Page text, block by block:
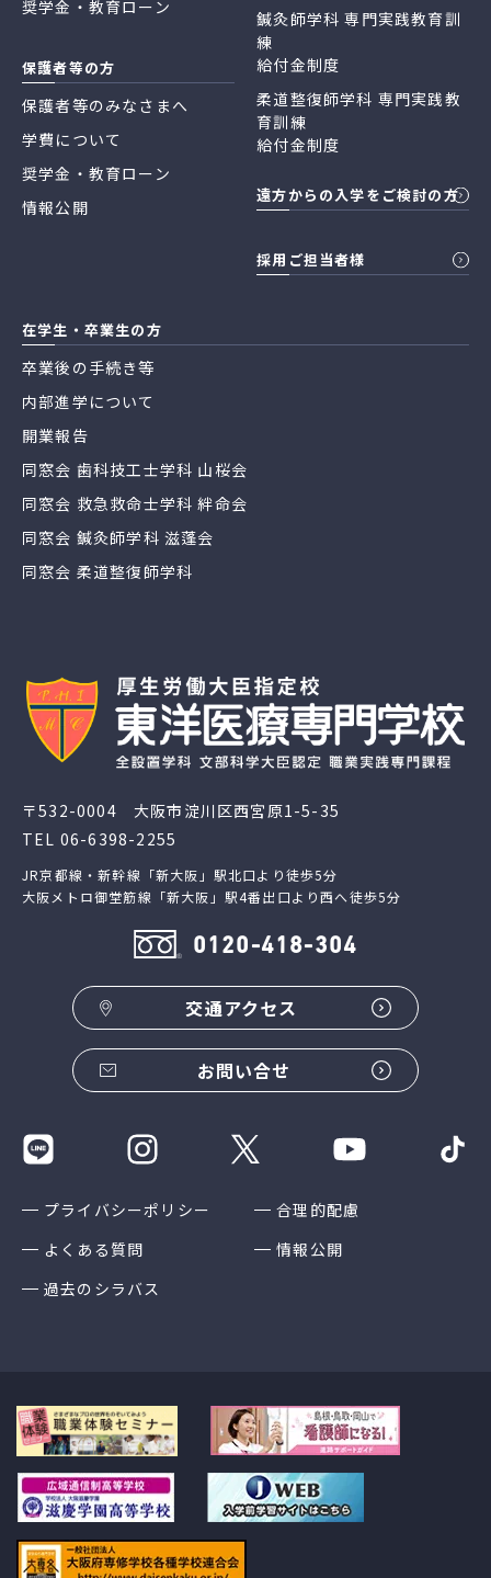
〒532-0004 大阪市淀川区西宮原1-5-35
TEL 06-6398-2255
JR京都線・新幹線「新大阪」駅北口より徒歩5分
大阪メトロ御堂筋線「新大阪」駅4番出口より西へ徒歩5分
0120-418-304
交通アクセス
お問い合せ
プライバシーポリシー
合理的配慮
よくある質問
情報公開
過去のシラバス
奨学金・教育ローン
保護者等の方
保護者等のみなさまへ
学費について
奨学金・教育ローン
情報公開
鍼灸師学科 専門実践教育訓
練
給付金制度
柔道整復師学科 専門実践教
育訓練
給付金制度
遠方からの入学をご検討の方
採用ご担当者様
在学生・卒業生の方
卒業後の手続き等
内部進学について
開業報告
同窓会 歯科技工士学科 山桜会
同窓会 救急救命士学科 絆命会
同窓会 鍼灸師学科 滋蓬会
同窓会 柔道整復師学科